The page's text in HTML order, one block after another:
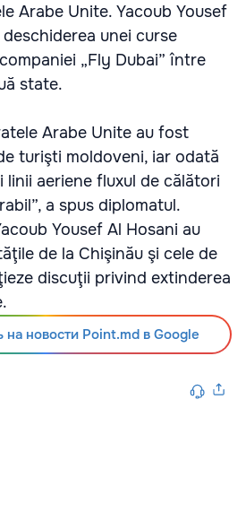
Arabe Unite. Yacoub Yousef
unei curse
„Fly Dubai” între
state.
Arabe Unite au fost
turişti moldoveni, iar odată
linii aeriene fluxul de călători
a spus diplomatul.
Yousef Al Hosani au
de la Chişinău şi cele de
discuţii privind extinderea
новости Point.md в Google